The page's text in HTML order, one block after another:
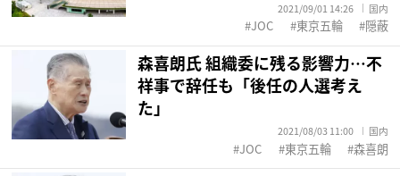
2021/09/01 14:26 国内
JOC 東京五輪 隠蔽
森喜朗氏 組織委に残る影響力…不
祥事で辞任も「後任の人選考え
た」
2021/08/03 11:00 国内
JOC 東京五輪 森喜朗